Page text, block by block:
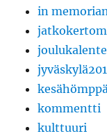
in
kommentti
kulttuuri